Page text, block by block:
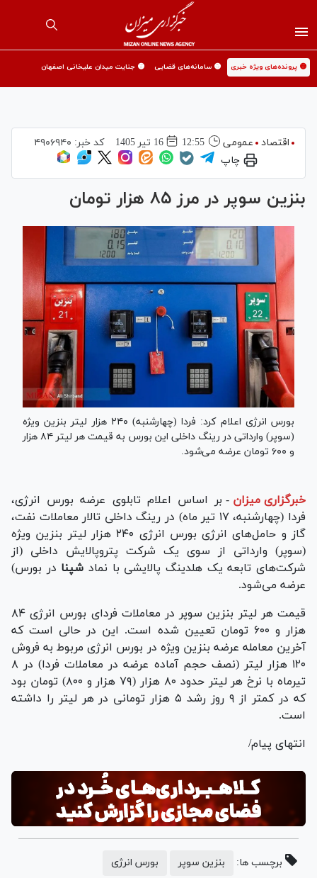
🟡 پرونده‌های ویژه خبری 🟡 سامانه‌های قضایی 🟡 جنایت میدان علیخانی اصفهان
اقتصاد عمومی 12:55 16 تير 1405 کد خبر: ۴۹۰۶۹۴۰
چاپ
بنزین سوپر در مرز ۸۵ هزار تومان
بورس انرژی اعلام کرد: فردا (چهارشنبه) ۲۴۰ هزار لیتر بنزین ویژه
(سوپر) وارداتی در رینگ داخلی این بورس به قیمت هر لیتر ۸۴ هزار
و ۶۰۰ تومان عرضه می‌شود.
خبرگزاری میزان - بر اساس اعلام تابلوی عرضه بورس انرژی،
فردا (چهارشنبه، ۱۷ تیر ماه) در رینگ داخلی تالار معاملات نفت،
گاز و حامل‌های انرژی بورس انرژی ۲۴۰ هزار لیتر بنزین ویژه
(سوپر) وارداتی از سوی یک شرکت پتروپالایش داخلی (از
شرکت‌های تابعه یک هلدینگ پالایشی با نماد شپنا در بورس)
عرضه می‌شود.
قیمت هر لیتر بنزین سوپر در معاملات فردای بورس انرژی ۸۴
هزار و ۶۰۰ تومان تعیین شده است. این در حالی است که
آخرین معامله عرضه بنزین ویژه در بورس انرژی مربوط به فروش
۱۲۰ هزار لیتر (نصف حجم آماده عرضه در معاملات فردا) در ۸
تیرماه با نرخ هر لیتر حدود ۸۰ هزار (۷۹ هزار و ۸۰۰) تومان بود
که در کمتر از ۹ روز رشد ۵ هزار تومانی در هر لیتر را داشته
است.
انتهای پیام/
برچسب ها: بنزین سوپر بورس انرژی